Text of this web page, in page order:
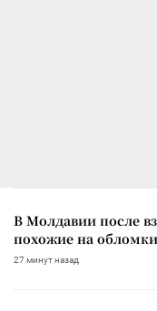
В Молдавии после
похожие на
27 минут назад